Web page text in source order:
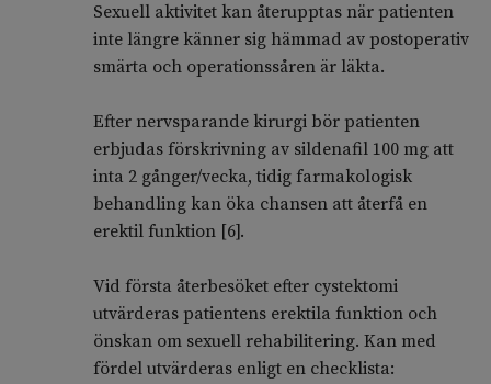
Sexuell aktivitet kan återupptas när patienten
inte längre känner sig hämmad av postoperativ
smärta och operationssåren är läkta.
Efter nervsparande kirurgi bör patienten
erbjudas förskrivning av sildenafil 100 mg att
inta 2 gånger/vecka, tidig farmakologisk
behandling kan öka chansen att återfå en
erektil funktion [6].
Vid första återbesöket efter cystektomi
utvärderas patientens erektila funktion och
önskan om sexuell rehabilitering. Kan med
fördel utvärderas enligt en checklista: